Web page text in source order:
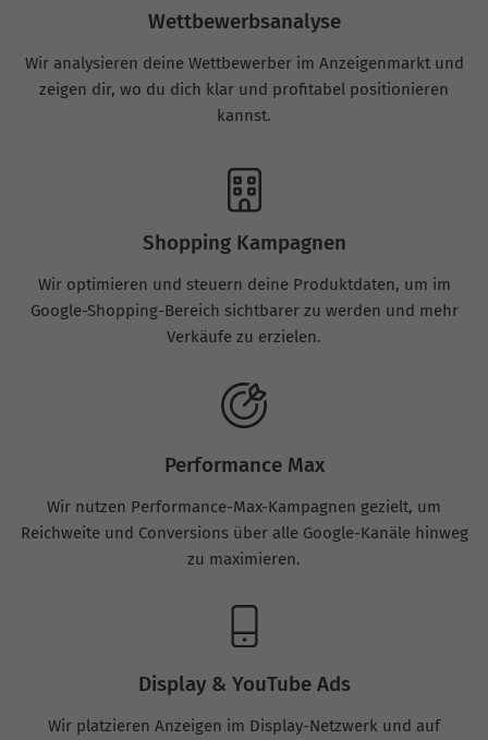
Wettbewerbsanalyse
Wir analysieren deine Wettbewerber im Anzeigenmarkt und
zeigen dir, wo du dich klar und profitabel positionieren
kannst.
Shopping Kampagnen
Wir optimieren und steuern deine Produktdaten, um im
Google-Shopping-Bereich sichtbarer zu werden und mehr
Verkäufe zu erzielen.
Performance Max
Wir nutzen Performance-Max-Kampagnen gezielt, um
Reichweite und Conversions über alle Google-Kanäle hinweg
zu maximieren.
Display & YouTube Ads
Wir platzieren Anzeigen im Display-Netzwerk und auf